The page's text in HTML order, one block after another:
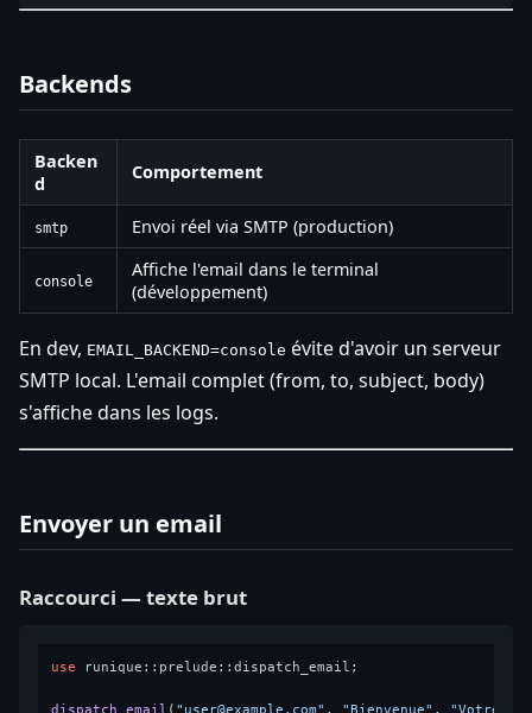
Backends
Backen
d
Comportement
smtp Envoi réel via SMTP (production)
console
Affiche l'email dans le terminal
(développement)
En dev, EMAIL_BACKEND=console évite d'avoir un serveur
SMTP local. L'email complet (from, to, subject, body)
s'affiche dans les logs.
Envoyer un email
Raccourci — texte brut
use runique::prelude::dispatch_email;